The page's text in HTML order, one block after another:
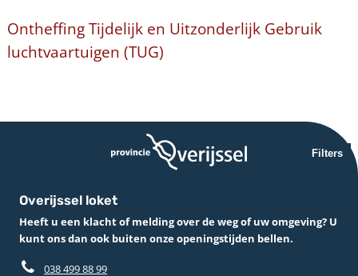
Ontheffing Tijdelijk en Uitzonderlijk Gebruik
luchtvaartuigen (TUG)
Filters
Overijssel loket
Heeft u een klacht of melding over de weg of uw omgeving? U
kunt ons dan ook buiten onze openingstijden bellen.
038 499 88 99